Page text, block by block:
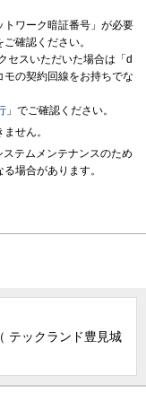
トワーク暗証番号」が必要
ご確認ください。
セスいただいた場合は「d
の契約回線をお持ちでな
」でご確認ください。
せん。
テムメンテナンスのため
場合があります。
テックランド豊見城